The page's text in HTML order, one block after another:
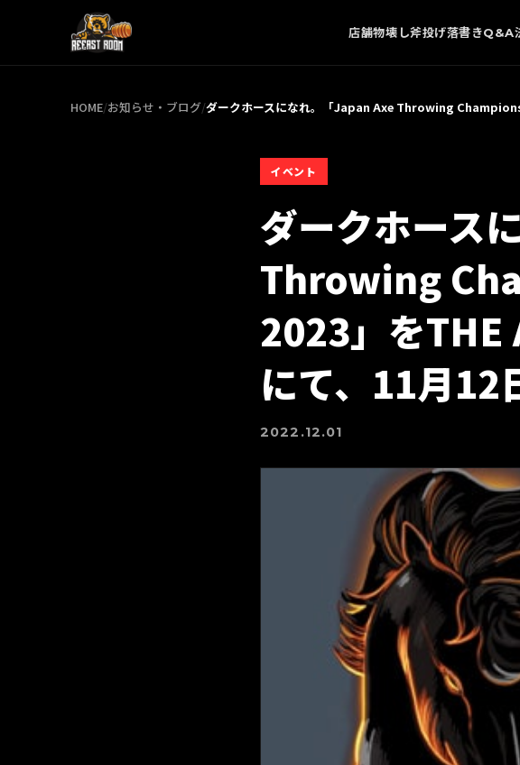
店舗物壊し斧投げ落書きQ&A
HOME/お知らせ・ブログ/ダークホースになれ。「Japan Axe Throwing
イベント
ダークホース
Throwing
2023」をTHE
にて、11月12
2022.12.01